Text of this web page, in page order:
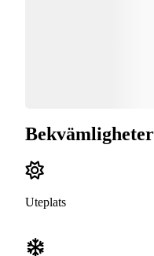
Bekvämligheter
Uteplats